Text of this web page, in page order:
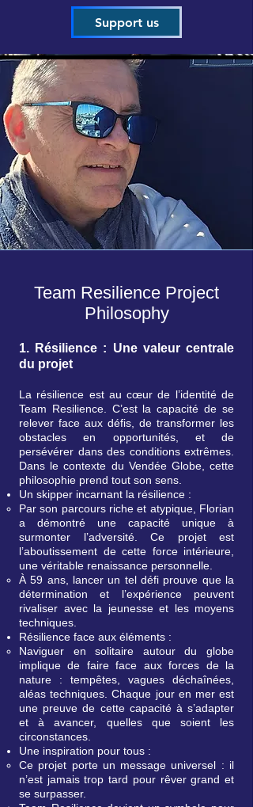
Support us
Team Resilience Project
Philosophy
1. Résilience : Une valeur centrale
du projet
La résilience est au cœur de l’identité de
Team Resilience. C’est la capacité de se
relever face aux défis, de transformer les
obstacles en opportunités, et de
persévérer dans des conditions extrêmes.
Dans le contexte du Vendée Globe, cette
philosophie prend tout son sens.
Un skipper incarnant la résilience :
Par son parcours riche et atypique, Florian
a démontré une capacité unique à
surmonter l’adversité. Ce projet est
l’aboutissement de cette force intérieure,
une véritable renaissance personnelle.
À 59 ans, lancer un tel défi prouve que la
détermination et l’expérience peuvent
rivaliser avec la jeunesse et les moyens
techniques.
Résilience face aux éléments :
Naviguer en solitaire autour du globe
implique de faire face aux forces de la
nature : tempêtes, vagues déchaînées,
aléas techniques. Chaque jour en mer est
une preuve de cette capacité à s’adapter
et à avancer, quelles que soient les
circonstances.
Une inspiration pour tous :
Ce projet porte un message universel : il
n’est jamais trop tard pour rêver grand et
se surpasser.